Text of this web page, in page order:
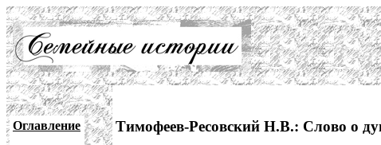
Оглавление
Тимофеев-Ресовский Н.В.: Слово о